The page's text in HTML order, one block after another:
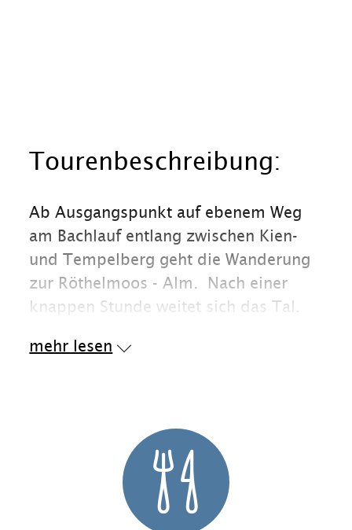
Tourenbeschreibung:
Ab Ausgangspunkt auf ebenem Weg
am Bachlauf entlang zwischen Kien-
und Tempelberg geht die Wanderung
zur Röthelmoos - Alm. Nach einer
knappen Stunde weitet sich das Tal.
Eine Rasthütte mit Brunnen lädt zum
Hochmoor mit der Flora eines Moor -
Schutzgebietes.
Am Ende des Wanderweges bzw.
Weiterweg nach Ruhpolding befindet
mehr lesen